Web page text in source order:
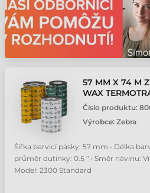
57 MM X 74 M
WAX
PÁSKA
Číslo produktu:
Výrobce: Zebra
Šířka barvicí pásky: 57 mm • Délka
průměr dutinky: 0.5 " • Směr návinu:
Model: 2300 Standard